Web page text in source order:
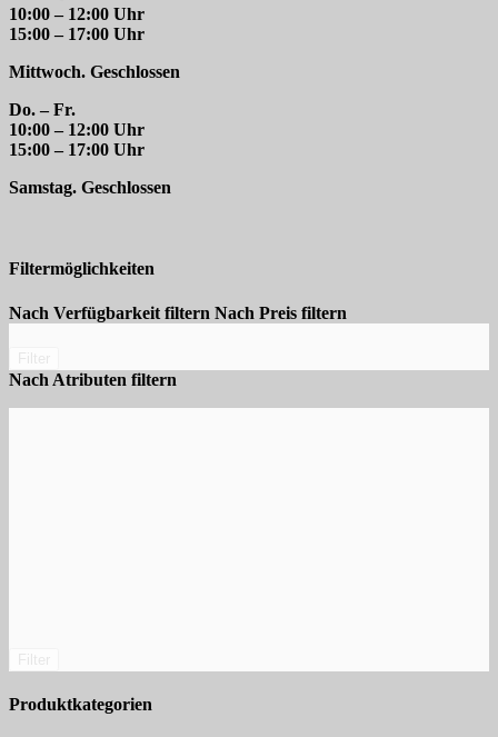
10:00 – 12:00 Uhr
15:00 – 17:00 Uhr
Mittwoch. Geschlossen
Do. – Fr.
10:00 – 12:00 Uhr
15:00 – 17:00 Uhr
Samstag. Geschlossen
Filtermöglichkeiten
Nach Verfügbarkeit filtern Nach Preis filtern
Nach Atributen filtern
Produktkategorien